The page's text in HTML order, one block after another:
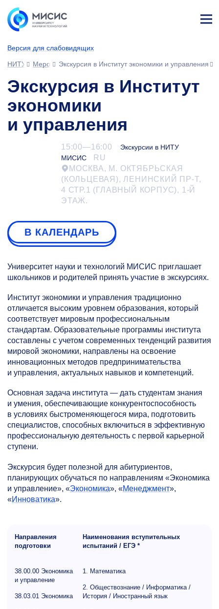
Версия для слабовидящих
ине
НИТУ МИСИСМероприятияЭкскурсия в Институт экономики и управления
Экскурсия в Институт
экономики
и управления
15:00—16:00
Экскурсии в НИТУ
МИСИС
RU
МОСКВА, М. ОКТЯБРЬСКАЯ
(КОЛЬЦЕВАЯ), ЛЕНИНСКИЙ ПР-Т,
4 СТР.1 (ГЛАВНЫЙ КОРПУС), 1-Й
ЭТАЖ.
В КАЛЕНДАРЬ
Университет науки и технологий МИСИС приглашает
школьников и родителей принять участие в экскурсиях.
Институт экономики и управления традиционно
отличается высоким уровнем образования, который
соответствует мировым профессиональным
стандартам. Образовательные программы института
составлены с учетом современных тенденций развития
мировой экономики, направлены на освоение
инновационных методов предпринимательства
и управления, актуальных навыков и компетенций.
Основная задача института — дать студентам знания
и умения, обеспечивающие конкурентоспособность
в условиях быстроменяющегося мира, подготовить
специалистов, способных включиться в эффективную
профессиональную деятельность с первой карьерной
ступени.
Экскурсия будет полезной для абитуриентов,
планирующих обучаться по направлениям «Экономика
и управление», «Экономика», «Менеджмент»,
«Инноватика».
Направления
подготовки
Наименования вступительных
испытаний / ЕГЭ *
38.00.00 Экономика
и управление
38.03.01 Экономика
1. Математика
2. Обществознание / Информатика /
История / Иностранный язык